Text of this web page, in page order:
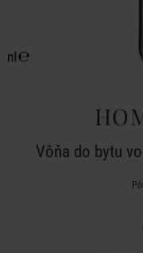
Vôňa do bytu